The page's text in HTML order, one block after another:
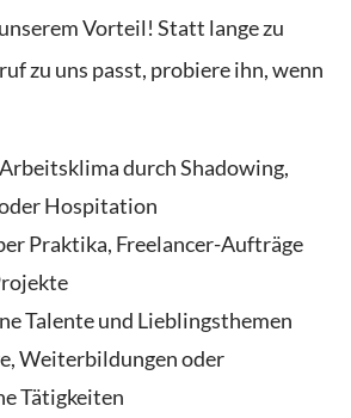
Vorteil! Statt lange zu
zu uns passt, probiere ihn, wenn
durch Shadowing,
Hospitation
Praktika, Freelancer-Aufträge
Talente und Lieblingsthemen
Weiterbildungen oder
Tätigkeiten